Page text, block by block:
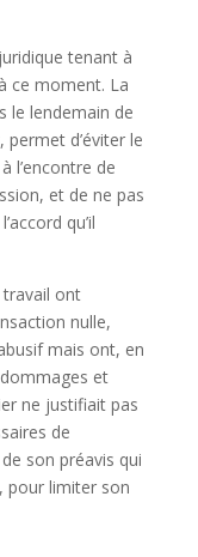
tenant à
ce moment. La
le lendemain de
d’éviter le
l’encontre de
et de ne pas
qu’il
ont
nulle,
mais ont, en
et
ne justifiait pas
de
son préavis qui
pour limiter son